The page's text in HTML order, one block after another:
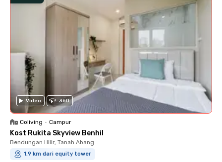
Video 360
Coliving • Campur
Kost Rukita Skyview Benhil
Bendungan Hilir, Tanah Abang
1.9 km dari equity tower